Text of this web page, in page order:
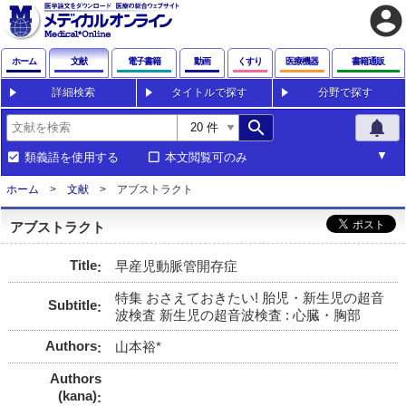
account_circle
ホーム 文献 電子書籍 動画 くすり 医療機器 書籍通販
詳細検索 タイトルで探す 分野で探す
search notifications
類義語を使用する 本文閲覧可のみ
ホーム 文献 アブストラクト
アブストラクト
Title 早産児動脈管開存症
Subtitle
特集 おさえておきたい! 胎児・新生児の超音
波検査 新生児の超音波検査 : 心臓・胸部
Authors
山本裕*
Authors
(kana)